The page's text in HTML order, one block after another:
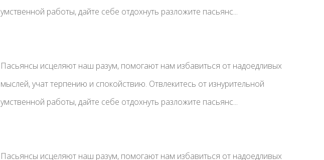
умственной работы, дайте себе отдохнуть разложите пасьянс...
Пасьянсы исцеляют наш разум, помогают нам избавиться от надоедливых
мыслей, учат терпению и спокойствию. Отвлекитесь от изнурительной
умственной работы, дайте себе отдохнуть разложите пасьянс...
Пасьянсы исцеляют наш разум, помогают нам избавиться от надоедливых